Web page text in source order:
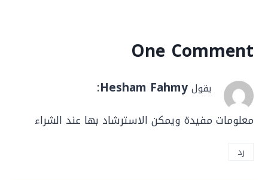
One Comment
يقول Hesham Fahmy
:
معلومات مفيدة ويمكن الاسترشاد بها عند الشراء
رد